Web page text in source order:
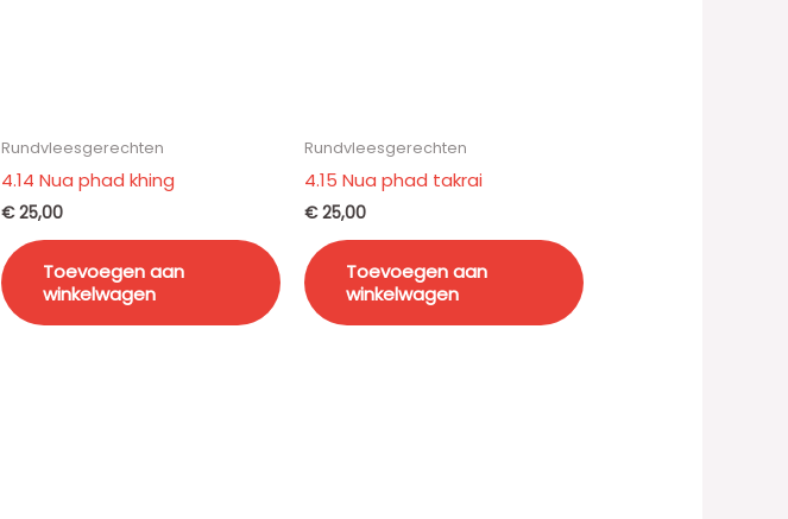
Rundvleesgerechten
4.14 Nua phad khing
€25,00
Toevoegen aan
winkelwagen
Rundvleesgerechten
4.15 Nua phad takrai
€25,00
Toevoegen aan
winkelwagen